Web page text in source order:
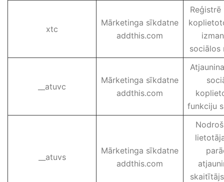
xtc
Mārketinga sīkdatne
addthis.com
sociālos
__atuvc
Mārketinga sīkdatne
addthis.com
funkciju
__atuvs
Mārketinga sīkdatne
addthis.com